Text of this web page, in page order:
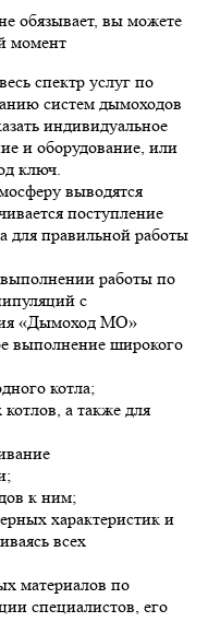
обязывает, вы можете
момент
спектр услуг по
систем дымоходов
индивидуальное
и оборудование, или
ключ.
выводятся
поступление
для правильной работы
выполнении работы по
с
«Дымоход МО»
выполнение широкого
котла;
а также для
к ним;
характеристик и
всех
материалов по
специалистов, его